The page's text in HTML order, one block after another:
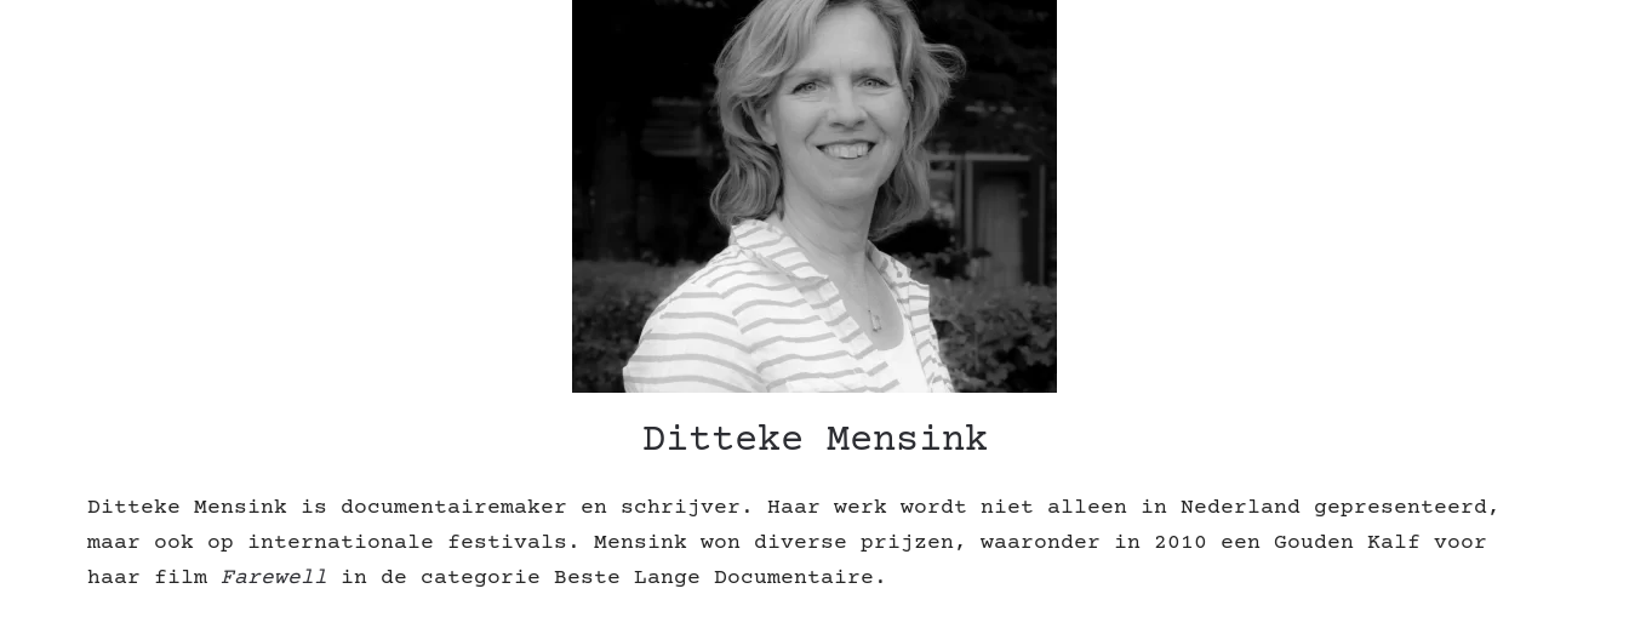
Ditteke Mensink
Ditteke Mensink is documentairemaker en schrijver. Haar werk wordt niet alleen in Nederland gepresenteerd,
maar ook op internationale festivals. Mensink won diverse prijzen, waaronder in 2010 een Gouden Kalf voor
haar film Farewell in de categorie Beste Lange Documentaire.